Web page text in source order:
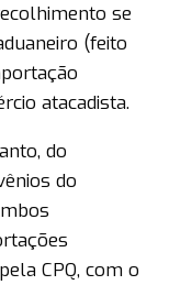
se
(feito
atacadista.
do
do
CPQ, com o